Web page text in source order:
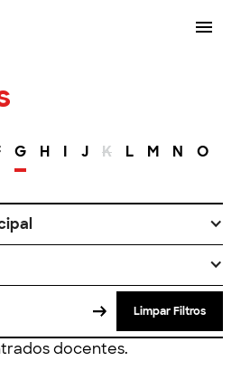
G H I J K L M N O
Limpar Filtros
docentes.